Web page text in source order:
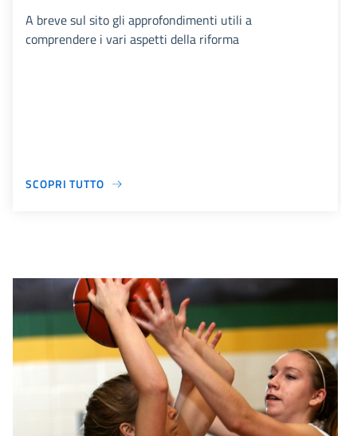
A breve sul sito gli approfondimenti utili a
comprendere i vari aspetti della riforma
SCOPRI TUTTO